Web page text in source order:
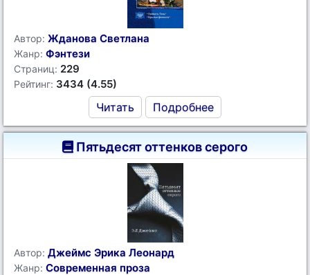
Автор: Жданова Светлана
Жанр: Фэнтези
Страниц: 229
Рейтинг: 3434 (4.55)
Читать Подробнее
Пятьдесят оттенков серого
Автор: Джеймс Эрика Леонард
Жанр: Современная проза